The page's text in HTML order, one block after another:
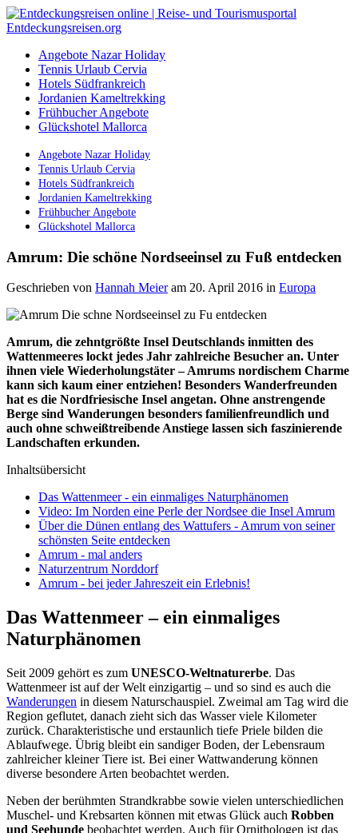
Angebote Nazar Holiday
Tennis Urlaub Cervia
Hotels Südfrankreich
Jordanien Kameltrekking
Frühbucher Angebote
Glückshotel Mallorca
Angebote Nazar Holiday
Tennis Urlaub Cervia
Hotels Südfrankreich
Jordanien Kameltrekking
Frühbucher Angebote
Glückshotel Mallorca
Amrum: Die schöne Nordseeinsel zu Fuß entdecken
Geschrieben von Hannah Meier am 20. April 2016 in Europa
Amrum, die zehntgrößte Insel Deutschlands inmitten des
Wattenmeeres lockt jedes Jahr zahlreiche Besucher an. Unter
ihnen viele Wiederholungstäter – Amrums nordischem Charme
kann sich kaum einer entziehen! Besonders Wanderfreunden
hat es die Nordfriesische Insel angetan. Ohne anstrengende
Berge sind Wanderungen besonders familienfreundlich und
auch ohne schweißtreibende Anstiege lassen sich faszinierende
Landschaften erkunden.
Inhaltsübersicht
Das Wattenmeer - ein einmaliges Naturphänomen
Video: Im Norden eine Perle der Nordsee die Insel Amrum
Über die Dünen entlang des Wattufers - Amrum von seiner
schönsten Seite entdecken
Amrum - mal anders
Naturzentrum Norddorf
Amrum - bei jeder Jahreszeit ein Erlebnis!
Das Wattenmeer – ein einmaliges
Naturphänomen
Seit 2009 gehört es zum UNESCO-Weltnaturerbe. Das
Wattenmeer ist auf der Welt einzigartig – und so sind es auch die
Wanderungen in diesem Naturschauspiel. Zweimal am Tag wird die
Region geflutet, danach zieht sich das Wasser viele Kilometer
zurück. Charakteristische und erstaunlich tiefe Priele bilden die
Ablaufwege. Übrig bleibt ein sandiger Boden, der Lebensraum
zahlreicher kleiner Tiere ist. Bei einer Wattwanderung können
diverse besondere Arten beobachtet werden.
Neben der berühmten Strandkrabbe sowie vielen unterschiedlichen
Muschel- und Krebsarten können mit etwas Glück auch Robben
und Seehunde beobachtet werden. Auch für Ornithologen ist das